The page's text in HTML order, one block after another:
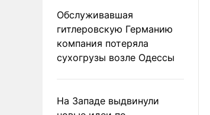
Обслуживавшая
гитлеровскую Германию
компания потеряла
сухогрузы возле Одессы
На Западе выдвинули